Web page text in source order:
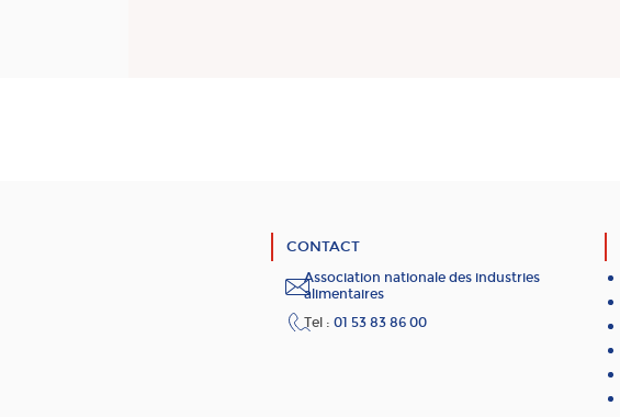
CONTACT
Association nationale des industries
alimentaires
Tel : 01 53 83 86 00